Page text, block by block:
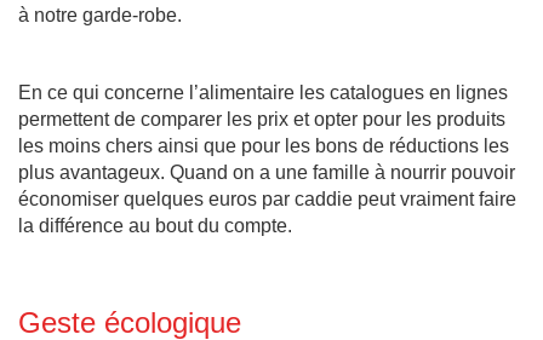
à notre garde-robe.
En ce qui concerne l’alimentaire les catalogues en lignes
permettent de comparer les prix et opter pour les produits
les moins chers ainsi que pour les bons de réductions les
plus avantageux. Quand on a une famille à nourrir pouvoir
économiser quelques euros par caddie peut vraiment faire
la différence au bout du compte.
Geste écologique